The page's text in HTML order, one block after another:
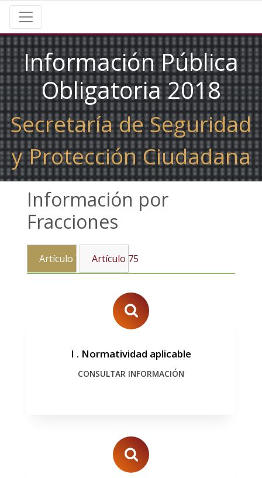
Información Pública
Obligatoria 2018
Secretaría de Seguridad
y Protección Ciudadana
Información por
Fracciones
Artículo 74 Artículo 75
I . Normatividad aplicable
CONSULTAR INFORMACIÓN